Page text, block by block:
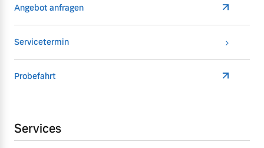
Angebot anfragen
Servicetermin
Probefahrt
Services